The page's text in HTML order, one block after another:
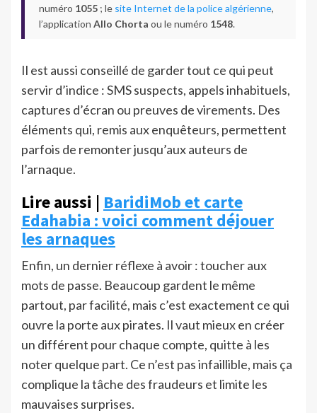
numéro 1055 ; le site Internet de la police algérienne,
l’application Allo Chorta ou le numéro 1548.
Il est aussi conseillé de garder tout ce qui peut
servir d’indice : SMS suspects, appels inhabituels,
captures d’écran ou preuves de virements. Des
éléments qui, remis aux enquêteurs, permettent
parfois de remonter jusqu’aux auteurs de
l’arnaque.
Lire aussi | BaridiMob et carte
Edahabia : voici comment déjouer
les arnaques
Enfin, un dernier réflexe à avoir : toucher aux
mots de passe. Beaucoup gardent le même
partout, par facilité, mais c’est exactement ce qui
ouvre la porte aux pirates. Il vaut mieux en créer
un différent pour chaque compte, quitte à les
noter quelque part. Ce n’est pas infaillible, mais ça
complique la tâche des fraudeurs et limite les
mauvaises surprises.